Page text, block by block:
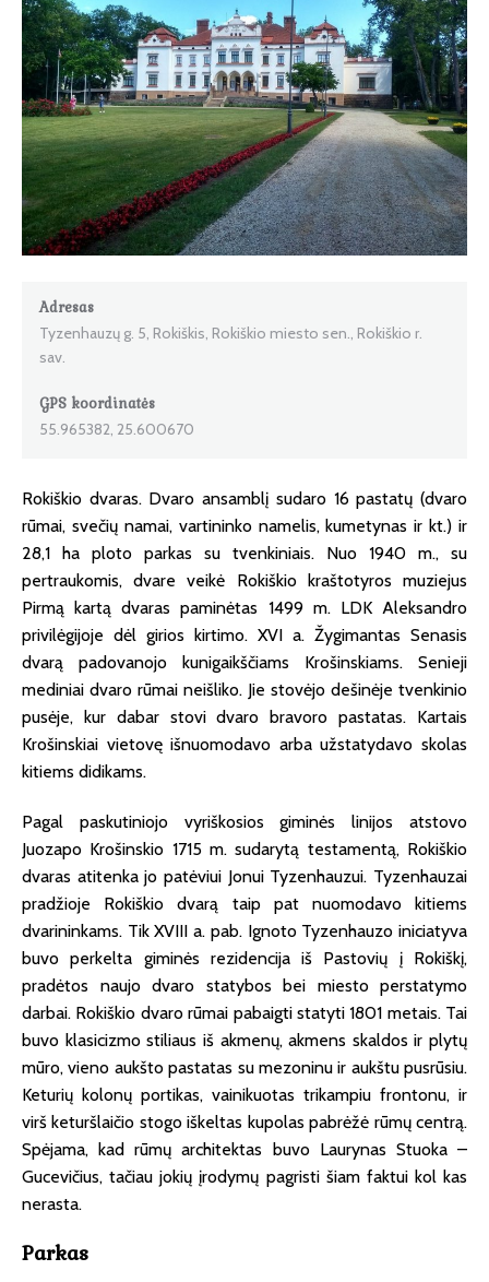
Adresas
Tyzenhauzų g. 5, Rokiškis, Rokiškio miesto sen., Rokiškio r.
sav.
GPS koordinatės
55.965382, 25.600670
Rokiškio dvaras. Dvaro ansamblį sudaro 16 pastatų (dvaro
rūmai, svečių namai, vartininko namelis, kumetynas ir kt.) ir
28,1 ha ploto parkas su tvenkiniais. Nuo 1940 m., su
pertraukomis, dvare veikė Rokiškio kraštotyros muziejus
Pirmą kartą dvaras paminėtas 1499 m. LDK Aleksandro
privilėgijoje dėl girios kirtimo. XVI a. Žygimantas Senasis
dvarą padovanojo kunigaikščiams Krošinskiams. Senieji
mediniai dvaro rūmai neišliko. Jie stovėjo dešinėje tvenkinio
pusėje, kur dabar stovi dvaro bravoro pastatas. Kartais
Krošinskiai vietovę išnuomodavo arba užstatydavo skolas
kitiems didikams.
Pagal paskutiniojo vyriškosios giminės linijos atstovo
Juozapo Krošinskio 1715 m. sudarytą testamentą, Rokiškio
dvaras atitenka jo patėviui Jonui Tyzenhauzui. Tyzenhauzai
pradžioje Rokiškio dvarą taip pat nuomodavo kitiems
dvarininkams. Tik XVIII a. pab. Ignoto Tyzenhauzo iniciatyva
buvo perkelta giminės rezidencija iš Pastovių į Rokiškį,
pradėtos naujo dvaro statybos bei miesto perstatymo
darbai. Rokiškio dvaro rūmai pabaigti statyti 1801 metais. Tai
buvo klasicizmo stiliaus iš akmenų, akmens skaldos ir plytų
mūro, vieno aukšto pastatas su mezoninu ir aukštu pusrūsiu.
Keturių kolonų portikas, vainikuotas trikampiu frontonu, ir
virš keturšlaičio stogo iškeltas kupolas pabrėžė rūmų centrą.
Spėjama, kad rūmų architektas buvo Laurynas Stuoka –
Gucevičius, tačiau jokių įrodymų pagristi šiam faktui kol kas
nerasta.
Parkas